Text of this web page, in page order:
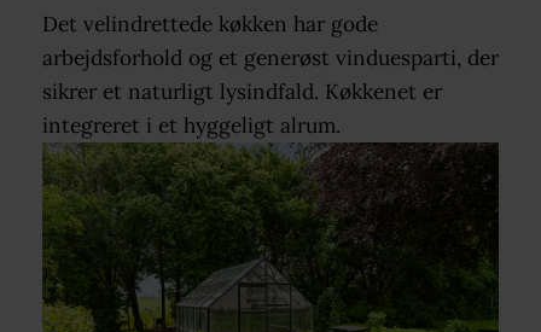
Det velindrettede køkken har gode
arbejdsforhold og et generøst vinduesparti, der
sikrer et naturligt lysindfald. Køkkenet er
integreret i et hyggeligt alrum.